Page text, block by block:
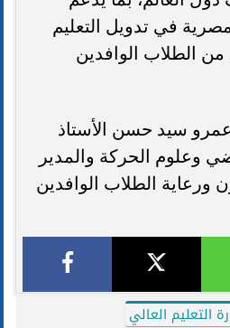
في تدويل التعليم
الطلاب الوافدين
سيد حسن الأستاذ
وعلوم الحركة والمدير
ورعاية الطلاب الوافدين
التعليم العالي